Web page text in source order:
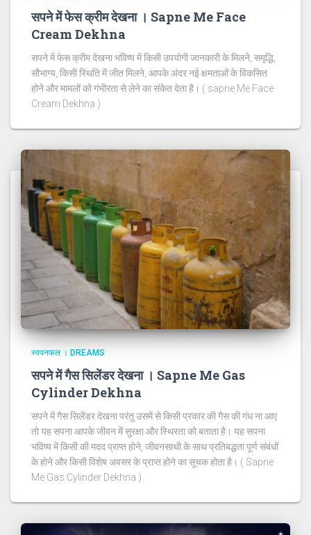
सपने में फेस क्रीम देखना । Sapne Me Face
Cream Dekhna
सपने में फेस क्रीम देखना भविष्य में किसी उपयोगी जानकारी के मिलने, समृद्धि,
सौभाग्य, किसी स्थिति में जीत मिलने, आपके अंदर नई क्षमताओं के विकसित
होने और मामलों को गंभीरता से लेने का संकेत देता है। ( sapne Me Face
Cream Dekhna )
स्वपनफल । DREAMS
सपने में गैस सिलेंडर देखना । Sapne Me Gas
Cylinder Dekhna
सपने में गैस सिलेंडर देखना परंतु उसमें से किसी प्रकार की गैस की गंध ना आए
तो यह सपना आपके जीवन में सुरक्षा और स्थिरता को बताता है। यह सपना
भविष्य में किसी की मदद प्राप्त होने, जीवनसाथी के साथ प्रतिबद्धता पूर्ण संबंधों
के होने और किसी विशेष अवसर के प्राप्त होने का सूचक होता है। ( Sapne
Me Gas Cylinder Dekhna )